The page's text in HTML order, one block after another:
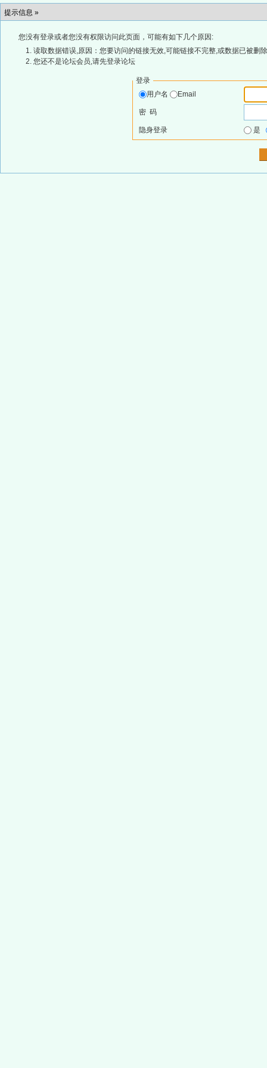
提示信息 »
您没有登录或者您没有权限访问此页面，可能有如下几个原因:
读取数据错误,原因：您要访问的链接无效,可能链接不完整,或数据已被删
您还不是论坛会员,请先登录论坛
登录
用户名
Email
密 码
隐身登录 是